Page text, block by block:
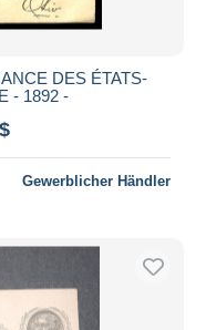
DES ÉTATS-
- 1892 -
Gewerblicher Händler